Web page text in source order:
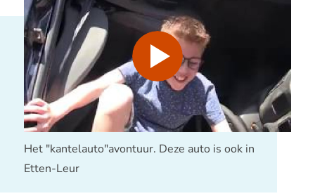
Afspelen
Het "kantelauto"avontuur. Deze auto is ook in
Etten-Leur